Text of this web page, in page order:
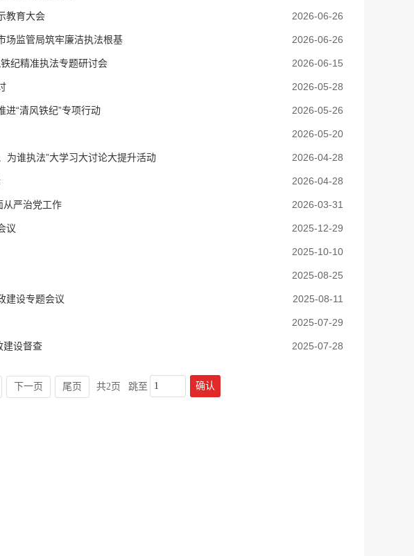
教育大会 2026-06-26
场监管局筑牢廉洁执法根基 2026-06-26
纪精准执法专题研讨会 2026-06-15
2026-05-28
“清风铁纪”专项行动 2026-05-26
2026-05-20
为谁执法”大学习大讨论大提升活动 2026-04-28
2026-04-28
从严治党工作 2026-03-31
议 2025-12-29
2025-10-10
2025-08-25
建设专题会议 2025-08-11
2025-07-29
建设督查 2025-07-28
下一页 尾页 共2页 跳至 确认